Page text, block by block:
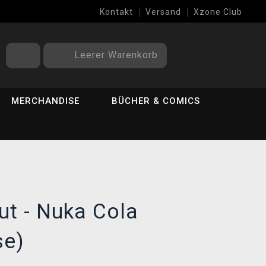
Kontakt Versand Xzone Club
Leerer Warenkorb
MERCHANDISE BÜCHER & COMICS
- Nuka Cola